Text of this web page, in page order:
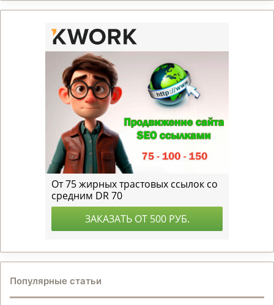
Популярные статьи